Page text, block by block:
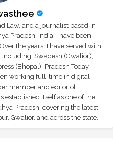
Law, and a journalist based in
Pradesh, India. I have been
the years, I have served with
Swadesh (Gwalior),
(Bhopal), Pradesh Today
working full-time in digital
member and editor of
established itself as one of the
Pradesh, covering the latest
Gwalior, and across the state.